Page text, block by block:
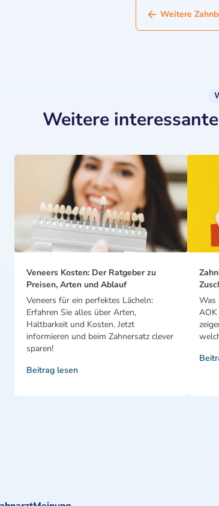
Weitere
Weitere
Veneers Kosten: Der Ratgeber zu
Preisen, Arten und Ablauf
Veneers für ein perfektes Lächeln:
Erfahren Sie alles über Arten,
Haltbarkeit und Kosten. Jetzt
informieren und beim Zahnersatz clever
sparen!
Beitrag lesen
Was